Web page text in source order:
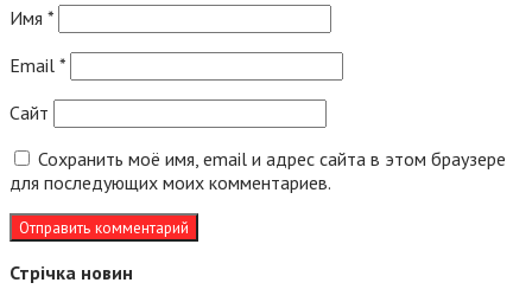
Имя *
Email *
Сайт
Сохранить моё имя, email и адрес сайта в этом браузере
для последующих моих комментариев.
Стрічка новин